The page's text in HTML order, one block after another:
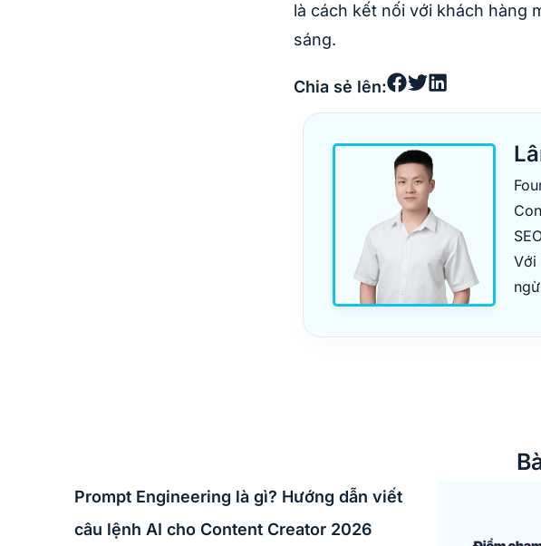
là cách kết nối với khách hàng
sáng.
Chia sẻ lên:
Với
Prompt Engineering là gì? Hướng dẫn viết
câu lệnh AI cho Content Creator 2026